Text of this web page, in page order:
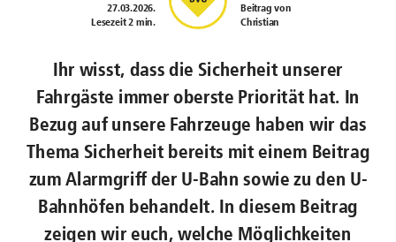
27.03.2026.
Lesezeit 2 min.
Beitrag von
Christian
Ihr wisst, dass die Sicherheit unserer
Fahrgäste immer oberste Priorität hat. In
Bezug auf unsere Fahrzeuge haben wir das
Thema Sicherheit bereits mit einem Beitrag
zum Alarmgriff der U-Bahn sowie zu den U-
Bahnhöfen behandelt. In diesem Beitrag
zeigen wir euch, welche Möglichkeiten